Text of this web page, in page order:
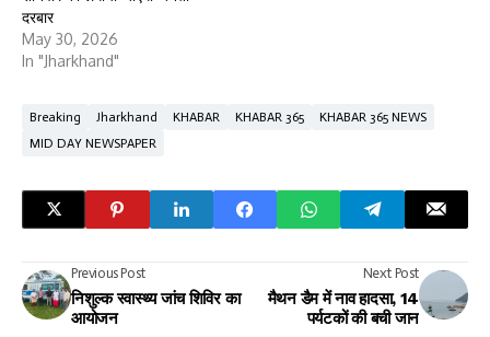
दरबार
May 30, 2026
In "Jharkhand"
Breaking Jharkhand KHABAR KHABAR 365
KHABAR 365 NEWS
MID DAY NEWSPAPER
Previous Post
निशुल्क स्वास्थ्य जांच शिविर का
आयोजन
Next Post
मैथन डैम में नाव हादसा, 14
पर्यटकों की बची जान